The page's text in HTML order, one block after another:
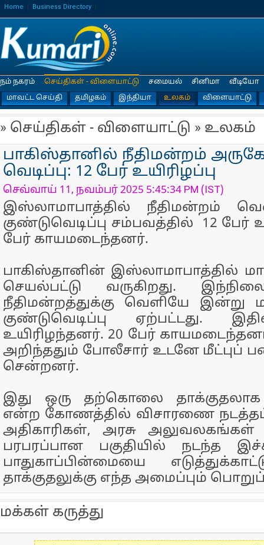
Home Business Directory
நம் நகரம்
செய்திகள் - விளையாட்டு
மாவட்ட செய்தி
தமிழகம் இந்தியா உலகம் விளையாட்டு
சமையல் சினிமா வீடியோ
» செய்திகள் - விளையாட்டு » உலகம்
பாகிஸ்தானில் நீதிமன்றம்
வெடிப்பு: 12 பேர் உயிரிழப்பு
செவ்வாய் 11, நவம்பர் 2025 5:45:34 PM (IST)
இஸ்லாமாபாத்தில் நீதிமன்றம்
குண்டுவெடிப்பு சம்பவத்தில் 12 பேர்
பேர் காயமடைந்தனர்.
பாகிஸ்தானின் இஸ்லாமாபாத்தில்
செயல்பட்டு வருகிறது.
நீதிமன்றத்துக்கு வெளியே இன்று
குண்டுவெடிப்பு ஏற்பட்டது.
உயிரிழந்தனர். 20 பேர்
அறிந்ததும் போலீசார் உடனே மீட்புப்
சென்றனர்.
இது ஒரு தற்கொலை தாக்குதலாக
என்ற கோணத்தில் விசாரணை
அதிகாரிகள், அரசு
பரபரப்பான பகுதியில் நடந்த
பாதுகாப்பின்மையை
தாக்குதலுக்கு எந்த அமைப்பும்
மக்கள் கருத்து